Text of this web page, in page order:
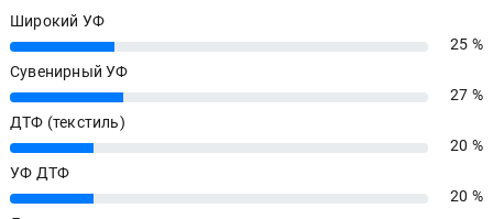
Широкий УФ
25%
25 %
Сувенирный УФ
27%
27 %
ДТФ (текстиль)
20%
20 %
УФ ДТФ
20%
20 %